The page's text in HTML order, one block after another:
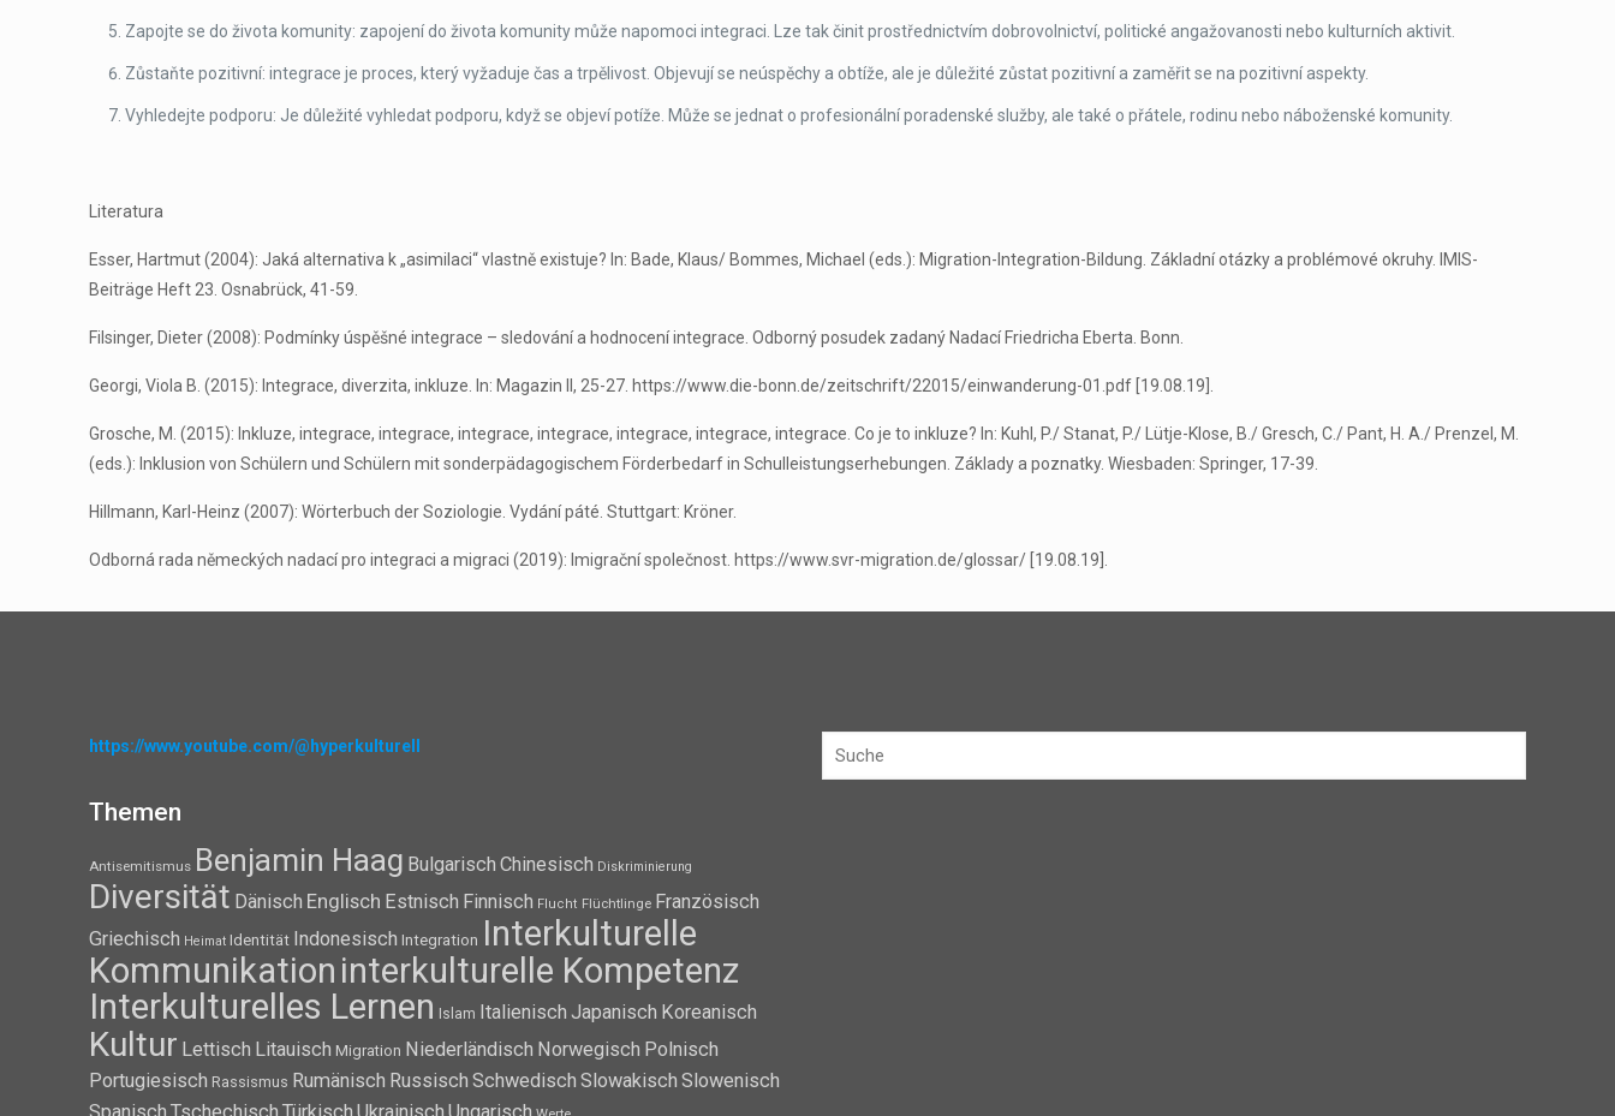
Zapojte se do života komunity: zapojení do života komunity může napomoci integraci. Lze tak činit prostřednictvím dobrovolnictví, politické angažovanosti nebo kulturních aktivit.
Zůstaňte pozitivní: integrace je proces, který vyžaduje čas a trpělivost. Objevují se neúspěchy a obtíže, ale je důležité zůstat pozitivní a zaměřit se na pozitivní aspekty.
Vyhledejte podporu: Je důležité vyhledat podporu, když se objeví potíže. Může se jednat o profesionální poradenské služby, ale také o přátele, rodinu nebo náboženské komunity.
Literatura
Esser, Hartmut (2004): Jaká alternativa k „asimilaci“ vlastně existuje? In: Bade, Klaus/ Bommes, Michael (eds.): Migration-Integration-Bildung. Základní otázky a problémové okruhy. IMIS-
Beiträge Heft 23. Osnabrück, 41-59.
Filsinger, Dieter (2008): Podmínky úspěšné integrace – sledování a hodnocení integrace. Odborný posudek zadaný Nadací Friedricha Eberta. Bonn.
Georgi, Viola B. (2015): Integrace, diverzita, inkluze. In: Magazin II, 25-27. https://www.die-bonn.de/zeitschrift/22015/einwanderung-01.pdf [19.08.19].
Grosche, M. (2015): Inkluze, integrace, integrace, integrace, integrace, integrace, integrace, integrace. Co je to inkluze? In: Kuhl, P./ Stanat, P./ Lütje-Klose, B./ Gresch, C./ Pant, H. A./ Prenzel, M.
(eds.): Inklusion von Schülern und Schülern mit sonderpädagogischem Förderbedarf in Schulleistungserhebungen. Základy a poznatky. Wiesbaden: Springer, 17-39.
Hillmann, Karl-Heinz (2007): Wörterbuch der Soziologie. Vydání páté. Stuttgart: Kröner.
Odborná rada německých nadací pro integraci a migraci (2019): Imigrační společnost. https://www.svr-migration.de/glossar/ [19.08.19].
https://www.youtube.com/@hyperkulturell
Themen
Antisemitismus Benjamin Haag Bulgarisch Chinesisch Diskriminierung
Diversität Dänisch Englisch Estnisch Finnisch Flucht Flüchtlinge Französisch
Griechisch Heimat Identität Indonesisch Integration Interkulturelle
Kommunikation interkulturelle Kompetenz
Interkulturelles Lernen
Islam Italienisch Japanisch Koreanisch
Kultur Lettisch Litauisch Migration Niederländisch Norwegisch Polnisch
Portugiesisch Rassismus Rumänisch Russisch Schwedisch Slowakisch Slowenisch